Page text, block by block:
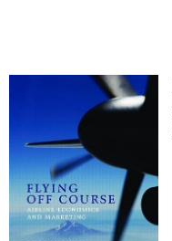
Vendedores
Comenzar a vender